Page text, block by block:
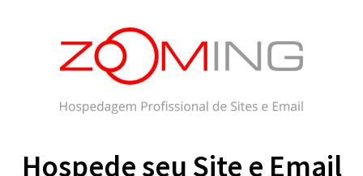
Hospede seu Site e Email